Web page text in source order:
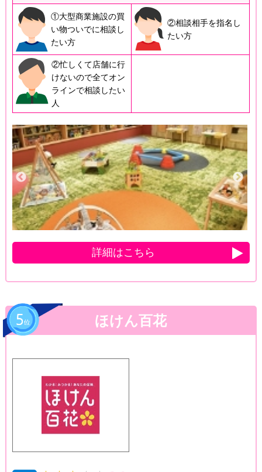
①大型商業施設の買
い物ついでに相談し
たい方
②相談相手を指名し
たい方
②忙しくて店舗に行
けないので全てオン
ラインで相談したい
人
詳細はこちら
ほけん百花